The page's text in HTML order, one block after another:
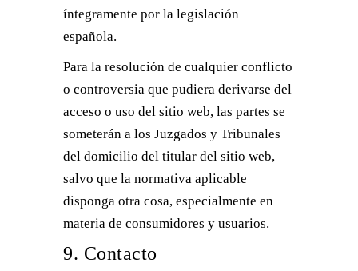
íntegramente por la legislación
española.
Para la resolución de cualquier conflicto
o controversia que pudiera derivarse del
acceso o uso del sitio web, las partes se
someterán a los Juzgados y Tribunales
del domicilio del titular del sitio web,
salvo que la normativa aplicable
disponga otra cosa, especialmente en
materia de consumidores y usuarios.
9. Contacto